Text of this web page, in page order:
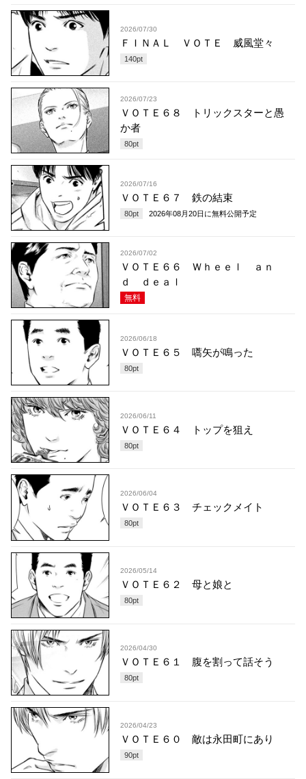
2026/07/30
ＦＩＮＡＬ ＶＯＴＥ 威風堂々
140pt
2026/07/23
ＶＯＴＥ６８ トリックスターと愚
か者
80pt
2026/07/16
ＶＯＴＥ６７ 鉄の結束
80pt 2026年08月20日 に無料公開予定
2026/07/02
ＶＯＴＥ６６ Ｗｈｅｅｌ ａｎ
ｄ ｄｅａｌ
無料
2026/06/18
ＶＯＴＥ６５ 嚆矢が鳴った
80pt
2026/06/11
ＶＯＴＥ６４ トップを狙え
80pt
2026/06/04
ＶＯＴＥ６３ チェックメイト
80pt
2026/05/14
ＶＯＴＥ６２ 母と娘と
80pt
2026/04/30
ＶＯＴＥ６１ 腹を割って話そう
80pt
2026/04/23
ＶＯＴＥ６０ 敵は永田町にあり
90pt